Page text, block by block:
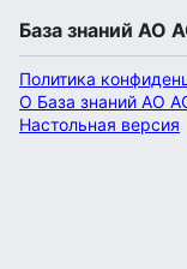
База знаний АО
Политика
О База знаний АО
Настольная версия